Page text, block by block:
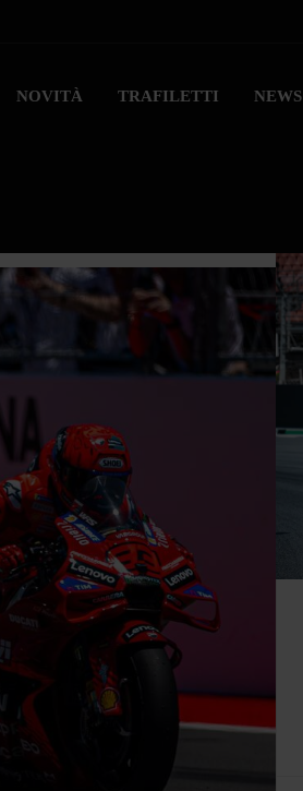
NOVITÀ TRAFILETTI NEWS